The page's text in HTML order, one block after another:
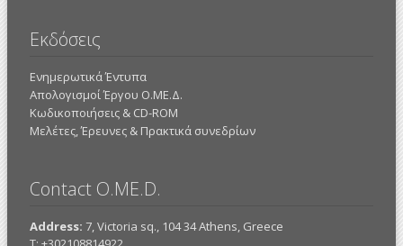
Εκδόσεις
Ενημερωτικά Έντυπα
Απολογισμοί Έργου Ο.ΜΕ.Δ.
Κωδικοποιήσεις & CD-ROM
Mελέτες, Έρευνες & Πρακτικά συνεδρίων
Contact O.ME.D.
Address: 7, Victoria sq., 104 34 Athens, Greece